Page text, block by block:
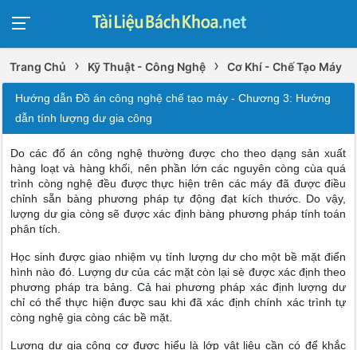
Trang Chủ › Kỹ Thuật - Công Nghệ › Cơ Khí - Chế Tạo Máy
Hướng dẫn Đồ án công nghệ chế tạo máy - Chương 3: Hướng
dẫn tính lượng dư gia công
Do các đổ án công nghệ thường được cho theo dạng sản xuất
hàng loạt và hàng khối, nên phần lớn các nguyên còng cùa quá
trình còng nghệ đều được thực hiện trên các máy đã được điều
chỉnh sẵn bàng phương pháp tự động đạt kích thước. Do vậy,
lượng dư gia còng sẽ được xác định bàng phương pháp tính toán
phân tích.
Học sinh được giao nhiệm vụ tính lượng dư cho một bề mặt điển
hình nào đó. Lượng dư của các mặt còn lại sè được xác định theo
phương pháp tra bảng. Cả hai phương pháp xác định lượng dư
chỉ có thể thực hiện được sau khi đã xác định chính xác trình tự
còng nghệ gia còng các bề mặt.
Lượng dư gia công cơ được hiểu là lớp vật liệu cần có để khắc